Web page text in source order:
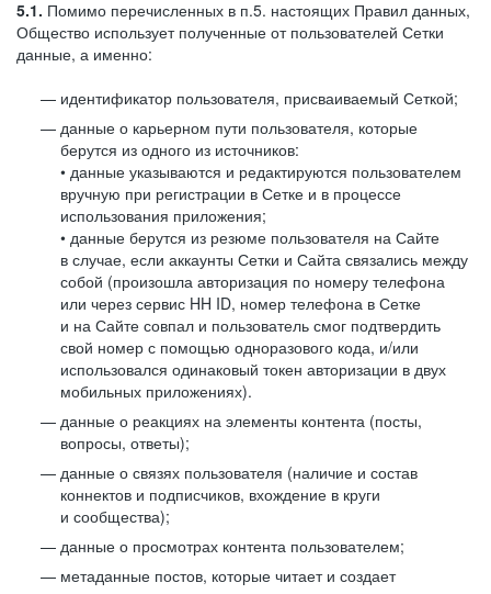
5.1. Помимо перечисленных в п.5. настоящих Правил данных,
Общество использует полученные от пользователей Сетки
данные, а именно:
идентификатор пользователя, присваиваемый Сеткой;
данные о карьерном пути пользователя, которые
берутся из одного из источников:
• данные указываются и редактируются пользователем
вручную при регистрации в Сетке и в процессе
использования приложения;
• данные берутся из резюме пользователя на Сайте
в случае, если аккаунты Сетки и Сайта связались между
собой (произошла авторизация по номеру телефона
или через сервис HH ID, номер телефона в Сетке
и на Сайте совпал и пользователь смог подтвердить
свой номер с помощью одноразового кода, и/или
использовался одинаковый токен авторизации в двух
мобильных приложениях).
данные о реакциях на элементы контента (посты,
вопросы, ответы);
данные о связях пользователя (наличие и состав
коннектов и подписчиков, вхождение в круги
и сообщества);
данные о просмотрах контента пользователем;
метаданные постов, которые читает и создает